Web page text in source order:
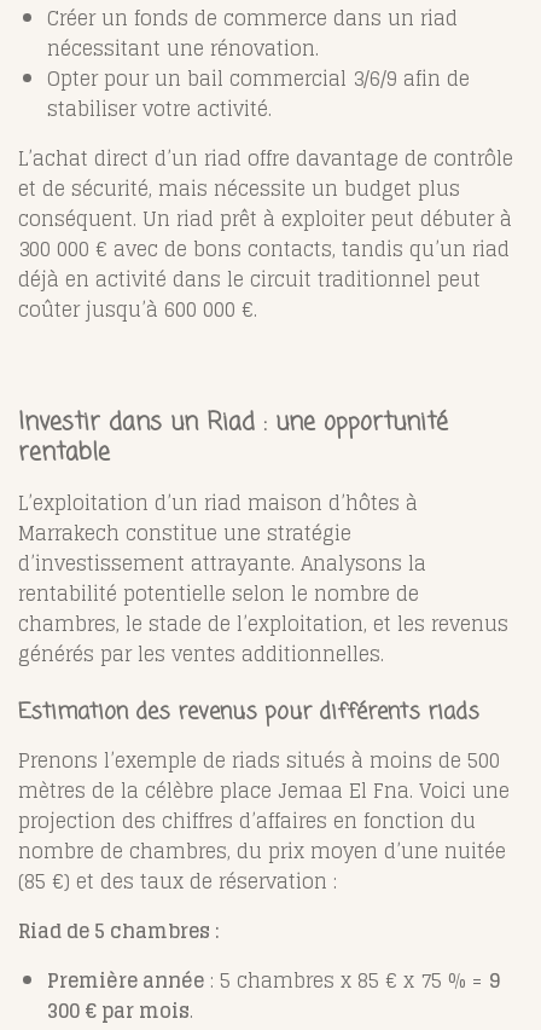
Créer un fonds de commerce dans un riad
nécessitant une rénovation.
Opter pour un bail commercial 3/6/9 afin de
stabiliser votre activité.
L’achat direct d’un riad offre davantage de contrôle
et de sécurité, mais nécessite un budget plus
conséquent. Un riad prêt à exploiter peut débuter à
300 000 € avec de bons contacts, tandis qu’un riad
déjà en activité dans le circuit traditionnel peut
coûter jusqu’à 600 000 €.
Investir dans un Riad : une opportunité
rentable
L’exploitation d’un riad maison d’hôtes à
Marrakech constitue une stratégie
d’investissement attrayante. Analysons la
rentabilité potentielle selon le nombre de
chambres, le stade de l’exploitation, et les revenus
générés par les ventes additionnelles.
Estimation des revenus pour différents riads
Prenons l’exemple de riads situés à moins de 500
mètres de la célèbre place Jemaa El Fna. Voici une
projection des chiffres d’affaires en fonction du
nombre de chambres, du prix moyen d’une nuitée
(85 €) et des taux de réservation :
Riad de 5 chambres :
Première année : 5 chambres x 85 € x 75 % = 9
300 € par mois.